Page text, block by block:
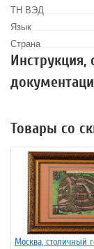
ТН ВЭД
Язык
Страна
Инструкция,
Товары со
Москва, столичный